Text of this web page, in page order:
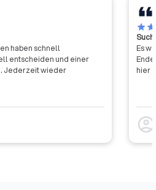
haben schnell
entscheiden und einer
Jederzeit wieder
starstar
Es
hier
account_circle